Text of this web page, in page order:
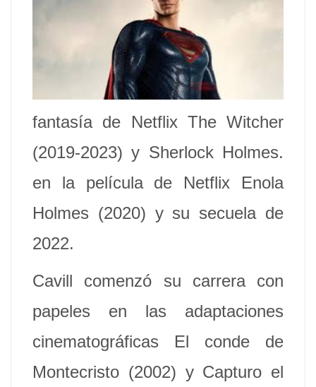
fantasía de Netflix The Witcher
(2019-2023) y Sherlock Holmes.
en la película de Netflix Enola
Holmes (2020) y su secuela de
2022.
Cavill comenzó su carrera con
papeles en las adaptaciones
cinematográficas El conde de
Montecristo (2002) y Capturo el